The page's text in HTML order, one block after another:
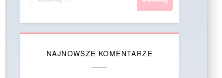
NAJNOWSZE KOMENTARZE